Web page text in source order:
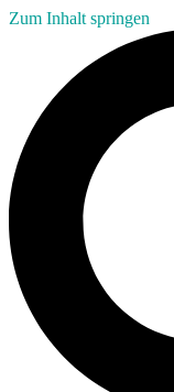
Zum Inhalt springen